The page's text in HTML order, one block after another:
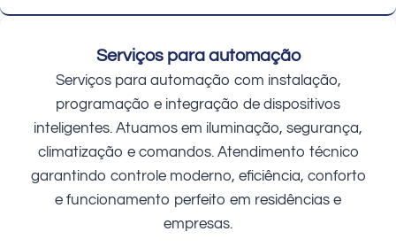
Serviços para automação
Serviços para automação com instalação,
programação e integração de dispositivos
inteligentes. Atuamos em iluminação, segurança,
climatização e comandos. Atendimento técnico
garantindo controle moderno, eficiência, conforto
e funcionamento perfeito em residências e
empresas.